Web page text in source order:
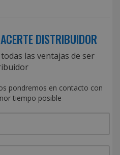
DISTRIBUIDOR
las ventajas de ser
pondremos en contacto con
tiempo posible